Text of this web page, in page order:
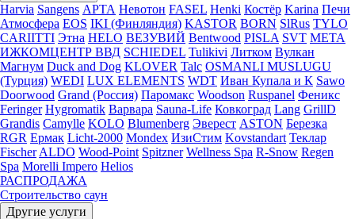
Harvia Sangens АРТА Невотон FASEL Henki Костёр Karina Печи
Атмосфера EOS IKI (Финляндия) KASTOR BORN SlRus TYLO
CARIITTI Этна HELO ВЕЗУВИЙ Bentwood PISLA SVT МЕТА
ИЖКОМЦЕНТР ВВД SCHIEDEL Tulikivi Литком Вулкан
Магнум Duck and Dog KLOVER Talc OSMANLI MUSLUGU
(Турция) WEDI LUX ELEMENTS WDT Иван Купала и К Sawo
Doorwood Grand (Россия) Паромакс Woodson Ruspanel Феникс
Feringer Hygromatik Варвара Sauna-Life Ковкоград Lang GrillD
Grandis Camylle KOLO Blumenberg Эверест ASTON Березка
RGR Ермак Licht-2000 Mondex ИзиСтим Kovstandart Теклар
Fischer ALDO Wood-Point Spitzner Wellness Spa R-Snow Regen
Spa Morelli Impero Helios
РАСПРОДАЖА
Строительство саун
Другие услуги